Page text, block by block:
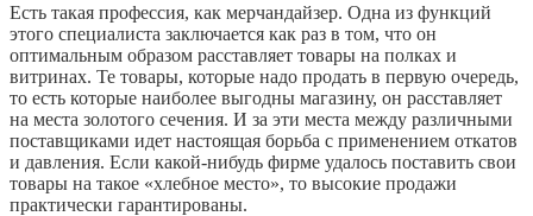
Есть такая профессия, как мерчандайзер. Одна из функций
этого специалиста заключается как раз в том, что он
оптимальным образом расставляет товары на полках и
витринах. Те товары, которые надо продать в первую очередь,
то есть которые наиболее выгодны магазину, он расставляет
на места золотого сечения. И за эти места между различными
поставщиками идет настоящая борьба с применением откатов
и давления. Если какой-нибудь фирме удалось поставить свои
товары на такое «хлебное место», то высокие продажи
практически гарантированы.